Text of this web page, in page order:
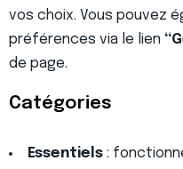
vos choix. Vous pouvez
préférences via le lien
de page.
Catégories
Essentiels :